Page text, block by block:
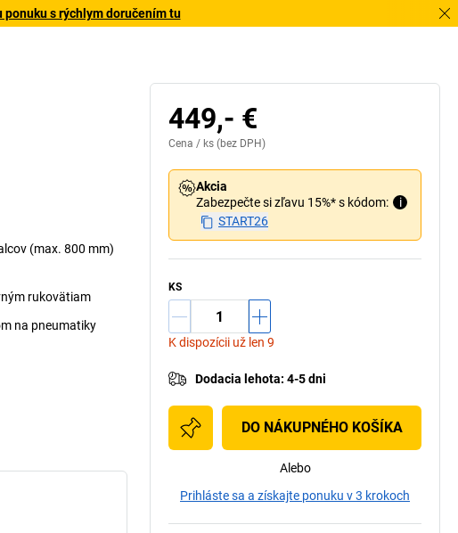
s rýchlym doručením tu
(max. 800 mm)
rukovätiam
na pneumatiky
449,- €
Cena / ks (bez DPH)
Akcia
Zabezpečte si zľavu 15%* s kódom:
i
START26
KS
K dispozícii už len 9
Dodacia lehota: 4-5 dni
DO NÁKUPNÉHO KOŠÍKA
Alebo
Prihláste sa a získajte ponuku v 3 krokoch